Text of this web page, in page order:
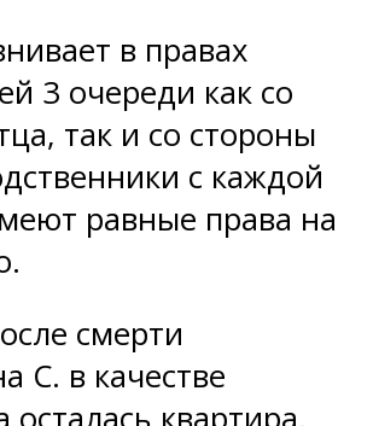
в правах
3 очереди как со
так и со стороны
с каждой
равные права на
смерти
С. в качестве